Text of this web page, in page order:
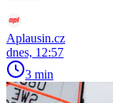
Aplausin.cz
dnes, 12:57
3 min